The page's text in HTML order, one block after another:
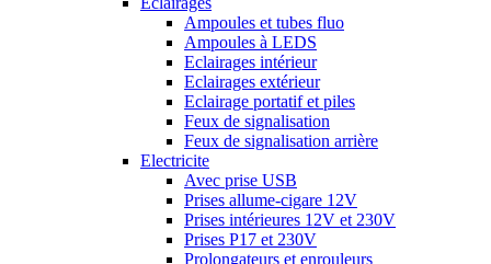
Ampoules et tubes fluo
Ampoules à LEDS
Eclairages intérieur
Eclairages extérieur
Eclairage portatif et piles
Feux de signalisation
Feux de signalisation arrière
Electricite
Avec prise USB
Prises allume-cigare 12V
Prises intérieures 12V et 230V
Prises P17 et 230V
Prolongateurs et enrouleurs